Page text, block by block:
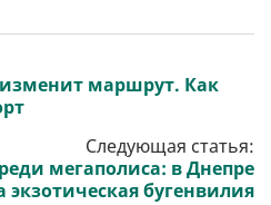
маршрут. Как
Следующая статья:
мегаполиса: в Днепре
экзотическая бугенвилия